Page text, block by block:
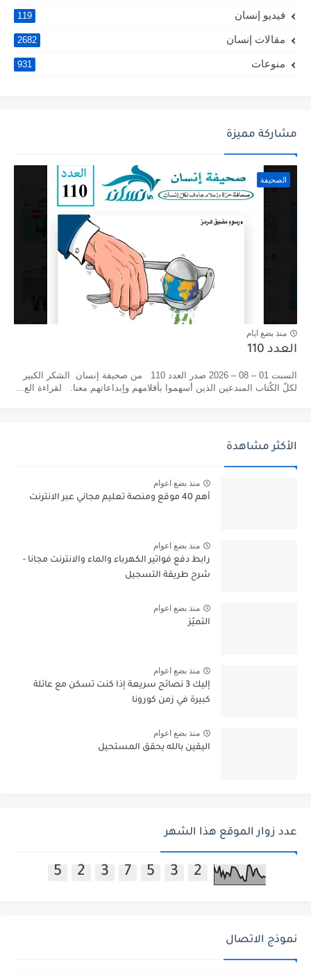
فيديو إنسان 119
مقالات إنسان 2682
منوعات 931
مشاركة مميزة
الصحيفة
منذ بضع ايام
العدد 110
السبت 01 – 08 – 2026 صدر العدد 110 من صحيفة إنسان الشكر الكبير
لكلّ الكُتاب المبدعين الذين أسهموا بأقلامهم وإبداعاتهم معنا. لقراءة الع...
الأكثر مشاهدة
منذ بضع اعوام
أهم 40 موقع ومنصة تعليم مجاني عبر الانترنت
منذ بضع اعوام
رابط دفع فواتير الكهرباء والماء والانترنت مجانا -
شرح طريقة التسجيل
منذ بضع اعوام
التميّز
منذ بضع اعوام
إليك 3 نصائح سريعة إذا كنت تسكن مع عائلة
كبيرة في زمن كورونا
منذ بضع اعوام
اليقين بالله يحقق المستحيل
عدد زوار الموقع هذا الشهر
5 2 3 7 5 3 2
نموذج الاتصال